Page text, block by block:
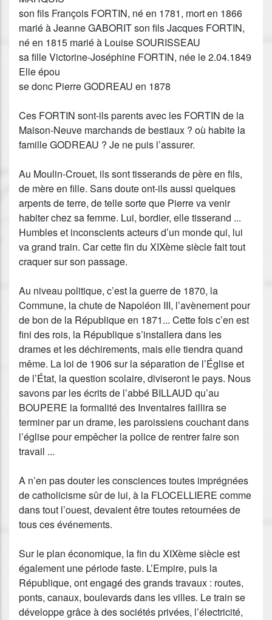
son fils François FORTIN, né en 1781, mort en 1866
marié à Jeanne GABORIT son fils Jacques FORTIN,
né en 1815 marié à Louise SOURISSEAU
sa fille Victorine-Joséphine FORTIN, née le 2.04.1849
Elle épou
se donc Pierre GODREAU en 1878
Ces FORTIN sont-ils parents avec les FORTIN de la
Maison-Neuve marchands de bestiaux ? où habite la
famille GODREAU ? Je ne puis l’assurer.
Au Moulin-Crouet, ils sont tisserands de père en fils,
de mère en fille. Sans doute ont-ils aussi quelques
arpents de terre, de telle sorte que Pierre va venir
habiter chez sa femme. Lui, bordier, elle tisserand ...
Humbles et inconscients acteurs d’un monde qui, lui
va grand train. Car cette fin du XIXème siècle fait tout
craquer sur son passage.
Au niveau politique, c’est la guerre de 1870, la
Commune, la chute de Napoléon III, l’avènement pour
de bon de la République en 1871... Cette fois c’en est
fini des rois, la République s’installera dans les
drames et les déchirements, mais elle tiendra quand
même. La loi de 1906 sur la séparation de l’Église et
de l’État, la question scolaire, diviseront le pays. Nous
savons par les écrits de l’abbé BILLAUD qu’au
BOUPERE la formalité des Inventaires faillira se
terminer par un drame, les paroissiens couchant dans
l’église pour empêcher la police de rentrer faire son
travail ...
A n’en pas douter les consciences toutes imprégnées
de catholicisme sûr de lui, à la FLOCELLIERE comme
dans tout l’ouest, devaient être toutes retournées de
tous ces événements.
Sur le plan économique, la fin du XIXème siècle est
également une période faste. L’Empire, puis la
République, ont engagé des grands travaux : routes,
ponts, canaux, boulevards dans les villes. Le train se
développe grâce à des sociétés privées, l’électricité,